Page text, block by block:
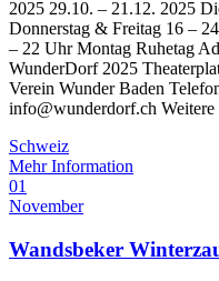
2025 29.10. – 21.12. 2025
Donnerstag & Freitag 16 –
– 22 Uhr Montag Ruhetag
WunderDorf 2025
Verein Wunder Baden
info@wunderdorf.ch
Schweiz
Mehr Information
01
November
Wandsbeker